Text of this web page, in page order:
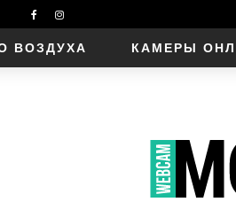
ВОЗДУХА КАМЕРЫ